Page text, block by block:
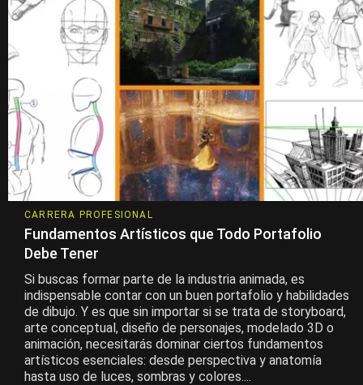
CARRERA PROFESIONAL
Fundamentos Artísticos que Todo Portafolio
Debe Tener
Si buscas formar parte de la industria animada, es
indispensable contar con un buen portafolio y habilidades
de dibujo. Y es que sin importar si se trata de storyboard,
arte conceptual, diseño de personajes, modelado 3D o
animación, necesitarás dominar ciertos fundamentos
artísticos esenciales: desde perspectiva y anatomía
hasta uso de luces, sombras y colores....